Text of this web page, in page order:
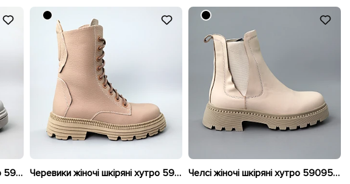
Черевики жіночі шкіряні хутро 591153 Сірі Черевики жіночі шкіряні хутро 590955 Бежеві Челсі жіночі шкіряні хутро 590953 Бежеві